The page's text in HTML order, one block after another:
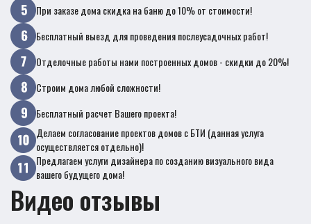
При заказе дома скидка на баню до 10% от стоимости!
Бесплатный выезд для проведения послеусадочных работ!
Отделочные работы нами построенных домов - скидки до 20%!
Строим дома любой сложности!
Бесплатный расчет Вашего проекта!
Делаем согласование проектов домов с БТИ (данная услуга
осуществляется отдельно)!
Предлагаем услуги дизайнера по созданию визуального вида
вашего будущего дома!
Видео отзывы